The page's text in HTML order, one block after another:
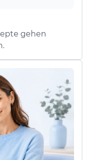
gehen